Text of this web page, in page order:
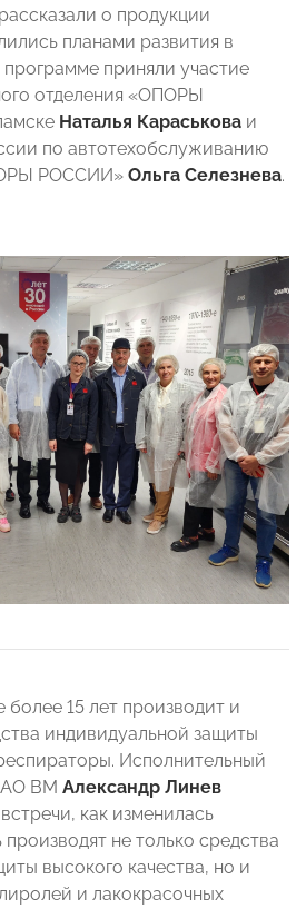
о продукции
планами развития в
приняли участие
отделения «ОПОРЫ
Наталья Караськова и
по автотехобслуживанию
РОССИИ» Ольга Селезнева.
15 лет производит и
индивидуальной защиты
Исполнительный
АО ВМ Александр Линев
как изменилась
не только средства
высокого качества, но и
и лакокрасочных